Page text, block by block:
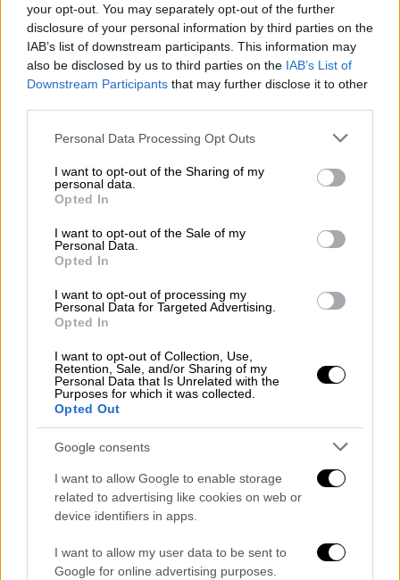
your opt-out. You may separately opt-out of the further
disclosure of your personal information by third parties on the
IAB’s list of downstream participants. This information may
also be disclosed by us to third parties on the IAB’s List of
Downstream Participants that may further disclose it to other
Please note that this website/app uses one or more Google
not limited to your visit or usage behaviour. You may click to
grant or deny consent to Google and its third-party tags to
use your data for below specified purposes in below Google
consent section.
Personal Data Processing Opt Outs
I want to opt-out of the Sharing of my
personal data.
Opted In
I want to opt-out of the Sale of my
Personal Data.
Opted In
I want to opt-out of processing my
Personal Data for Targeted Advertising.
Opted In
I want to opt-out of Collection, Use,
Retention, Sale, and/or Sharing of my
Personal Data that Is Unrelated with the
Purposes for which it was collected.
Opted Out
Google consents
I want to allow Google to enable storage
related to advertising like cookies on web or
device identifiers in apps.
I want to allow my user data to be sent to
Google for online advertising purposes.
ΔΙΑΒΑΣΤΕ ΕΠΙΣΗΣ
Οικονομία|15.09.2024 15:35
Συντάξεις: Πόσο θα αυξηθούν το 2025
σε δημόσιο και ιδιωτικό τομέα
Αναλυτικά οι ημερομηνίες πληρωμής
ανά ταμείο:
ΤηνΤετάρτη 25 Σεπτεμβρίου 2024θα
καταβληθούν οι κύριες συντάξεις από
τα τέως ταμεία Μη Μισθωτών ΟΑΕΕ,
ΟΓΑ και ΕΤΑΑ, οι κύριες συντάξεις που
απονεμήθηκαν από τη σύσταση του
ΕΦΚΑ και μετά, με τον ν.4387/2016,
μέσω του ΟΠΣ-ΕΦΚΑ (συνταξιούχοι
Μισθωτοί & Μη Μισθωτοί από 1.1.2017
και έπειτα) και όλες οι επικουρικές
συντάξεις του ιδιωτικού τομέα (Μη
Μισθωτών και Μισθωτών).
ΤηνΠαρασκευή 27 Σεπτεμβρίου
καταβληθούν οι κύριες συντάξεις των
τέως Ταμείων Μισθωτών [ΙΚΑ-ΕΤΑΜ,
τραπεζών, ΟΤΕ, ΔΕΗ, ΛΟΙΠΩΝ